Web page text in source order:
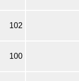
102
100